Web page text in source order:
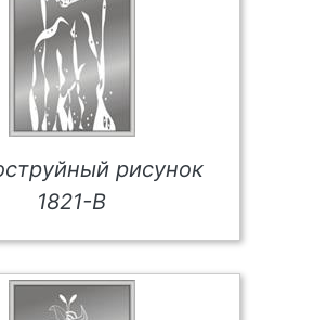
рисунок
1821-В